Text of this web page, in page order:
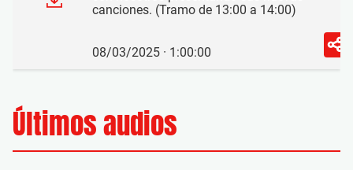
canciones. (Tramo de 13:00 a 14:00)
08/03/2025 · 1:00:00
Últimos audios